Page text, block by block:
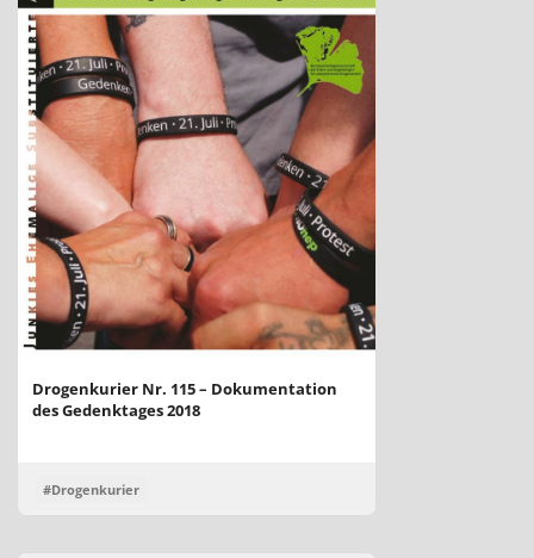
Drogenkurier Nr. 115 – Dokumentation
des Gedenktages 2018
#Drogenkurier